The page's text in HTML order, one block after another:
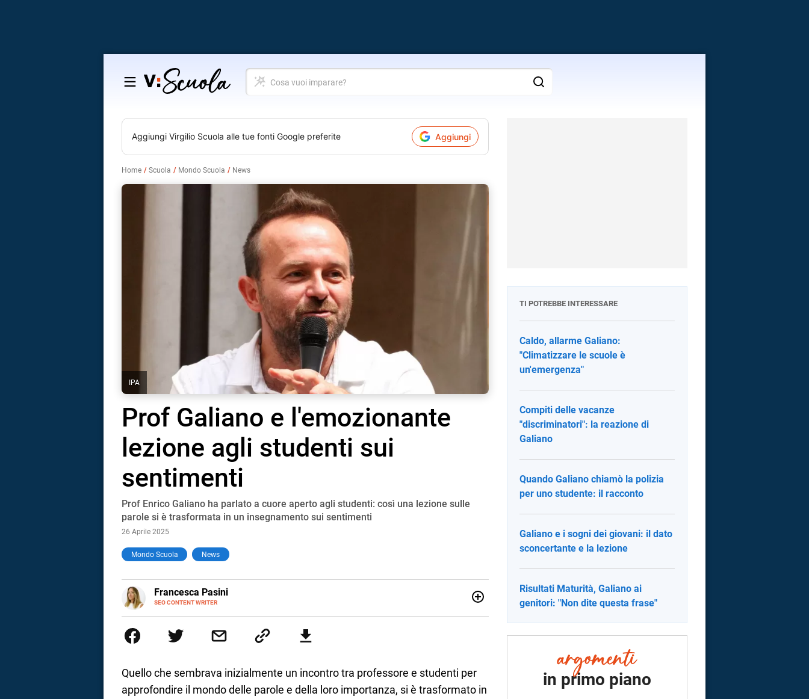
Salta
contenuto
Cosa
vuoi
Aggiungi Virgilio Scuola alle tue fonti Google preferite Aggiungi
Home Scuola Mondo Scuola News
IPA
Prof Galiano e l'emozionante
lezione agli studenti sui
sentimenti
Prof Enrico Galiano ha parlato a cuore aperto agli studenti: così una lezione sulle
parole si è trasformata in un insegnamento sui sentimenti
26 Aprile 2025
Mondo Scuola News
Francesca Pasini
SEO CONTENT WRITER
E-
MAIL
parlano di luoghi, viaggi unici, cultura e lifestyle, che trasformo in parole scritte per lavoro e
per passione.
Quello che sembrava inizialmente un incontro tra professore e studenti per
approfondire il mondo delle parole e della loro importanza, si è trasformato in
TI POTREBBE INTERESSARE
Caldo, allarme Galiano:
"Climatizzare le scuole è
un'emergenza"
Compiti delle vacanze
"discriminatori": la reazione di
Galiano
Quando Galiano chiamò la polizia
per uno studente: il racconto
Galiano e i sogni dei giovani: il dato
sconcertante e la lezione
Risultati Maturità, Galiano ai
genitori: "Non dite questa frase"
in primo piano